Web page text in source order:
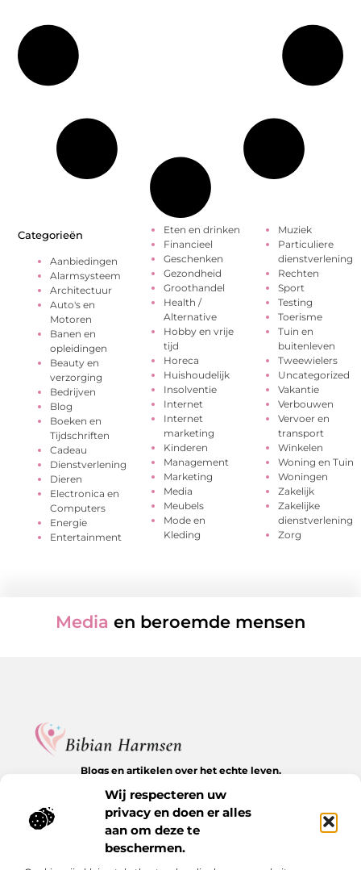
Wij respecteren uw
privacy en doen er alles
aan om deze te
beschermen.
Categorieën
Aanbiedingen
Alarmsysteem
Architectuur
Auto's en
Motoren
Banen en
opleidingen
Beauty en
verzorging
Bedrijven
Blog
Boeken en
Tijdschriften
Cadeau
Dienstverlening
Dieren
Electronica en
Computers
Energie
Entertainment
Eten en drinken
Financieel
Geschenken
Gezondheid
Groothandel
Health /
Alternative
Hobby en vrije
tijd
Horeca
Huishoudelijk
Insolventie
Internet
Internet
marketing
Kinderen
Management
Marketing
Media
Meubels
Mode en
Kleding
Muziek
Particuliere
dienstverlening
Rechten
Sport
Testing
Toerisme
Tuin en
buitenleven
Tweewielers
Uncategorized
Vakantie
Verbouwen
Vervoer en
transport
Winkelen
Woning en Tuin
Woningen
Zakelijk
Zakelijke
dienstverlening
Zorg
Media en beroemde mensen
Blogs en artikelen over het echte leven.
waardevolle inzichten op BibianHarmsen.nl.
Bericht categorie